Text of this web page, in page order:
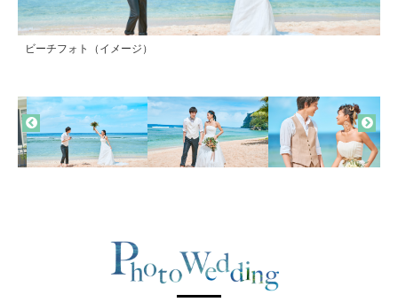
ビーチフォト（イメージ）
ビーチフォト（イメージ）
ビーチフォト（イメージ）
クリスタルチャペル（追加チャペル撮影イメージ）
The Beach（イメージ）
タウンフォト（イメージ）
ウエディングビレッジ（イメージ）
ウエディングビレッジ（イメージ）